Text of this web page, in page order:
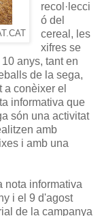
recol·lecci
ó del
cereal, les
xifres se
anys, tant en
de la sega,
a conèixer el
informativa que
són una activitat
amb
i amb una
nota informativa
i el 9 d'agost
de la campanya